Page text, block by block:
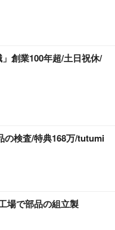
創業100年超/土日祝休/
の検査/特典168万/tutumi
場で部品の組立製